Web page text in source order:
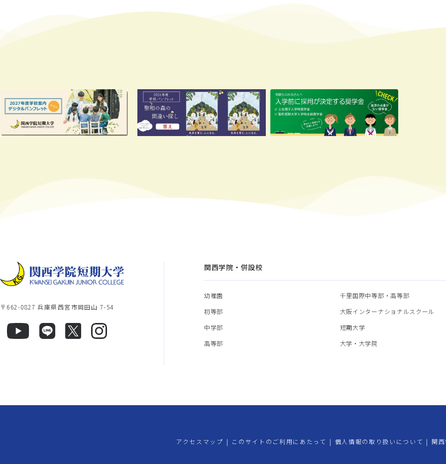
〒662-0827 兵庫県西宮市岡田山 7-54
関西学院・併設校
幼稚園
初等部
中学部
高等部
千里国際中等部・高等部
大阪インターナショナルスクール
短期大学
大学・大学院
アクセスマップ | このサイトのご利用にあたって | 個人情報の取り扱いについて | 関